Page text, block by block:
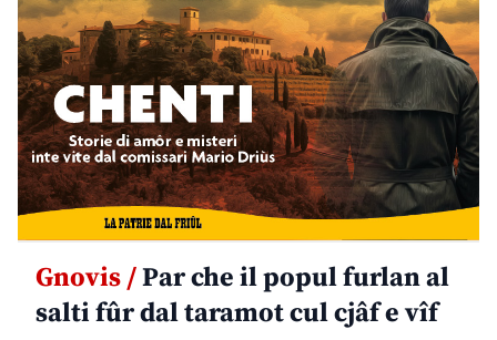
Gnovis /Par che il popul furlan al
salti fûr dal taramot cul cjâf e vîf